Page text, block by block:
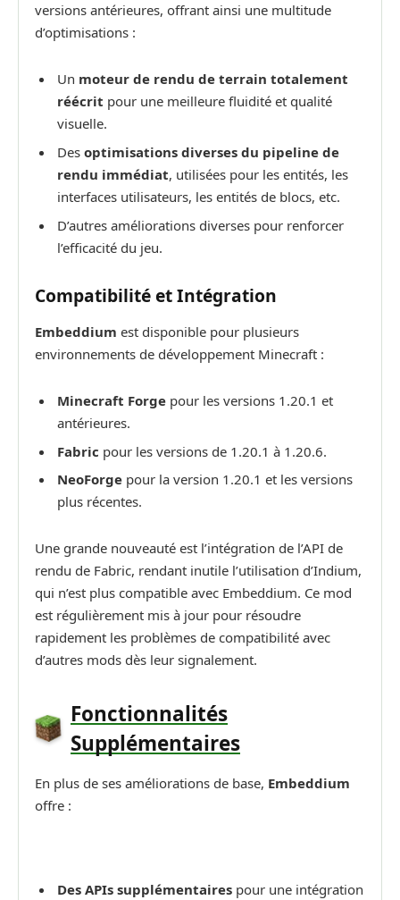
versions antérieures, offrant ainsi une multitude
d’optimisations :
Un moteur de rendu de terrain totalement
réécrit pour une meilleure fluidité et qualité
visuelle.
Des optimisations diverses du pipeline de
rendu immédiat, utilisées pour les entités, les
interfaces utilisateurs, les entités de blocs, etc.
D’autres améliorations diverses pour renforcer
l’efficacité du jeu.
Compatibilité et Intégration
Embeddium est disponible pour plusieurs
environnements de développement Minecraft :
Minecraft Forge pour les versions 1.20.1 et
antérieures.
Fabric pour les versions de 1.20.1 à 1.20.6.
NeoForge pour la version 1.20.1 et les versions
plus récentes.
Une grande nouveauté est l’intégration de l’API de
rendu de Fabric, rendant inutile l’utilisation d’Indium,
qui n’est plus compatible avec Embeddium. Ce mod
est régulièrement mis à jour pour résoudre
rapidement les problèmes de compatibilité avec
d’autres mods dès leur signalement.
Fonctionnalités
Supplémentaires
En plus de ses améliorations de base, Embeddium
offre :
Des APIs supplémentaires pour une intégration